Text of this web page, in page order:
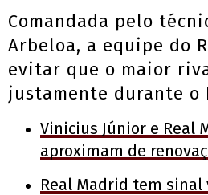
Comandada pelo
Arbeloa, a equipe do
evitar que o maior
justamente durante o
Vinicius Júnior e Real
aproximam de
Real Madrid tem sinal